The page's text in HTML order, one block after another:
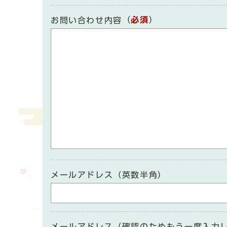
お問い合わせ内容 （必須）
メールアドレス（英数半角）